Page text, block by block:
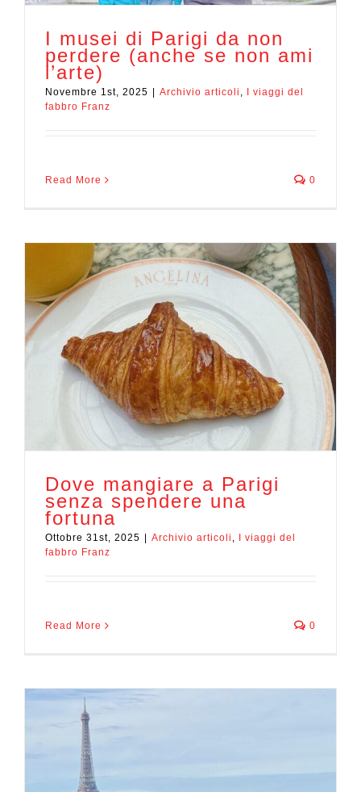
I musei di Parigi da non
perdere (anche se non ami
l’arte)
Novembre 1st, 2025 Archivio articoli ,
I viaggi del
fabbro Franz
Read More 0
Dove mangiare a Parigi
senza spendere una
fortuna
Ottobre 31st, 2025 Archivio articoli ,
I viaggi del
fabbro Franz
Read More 0